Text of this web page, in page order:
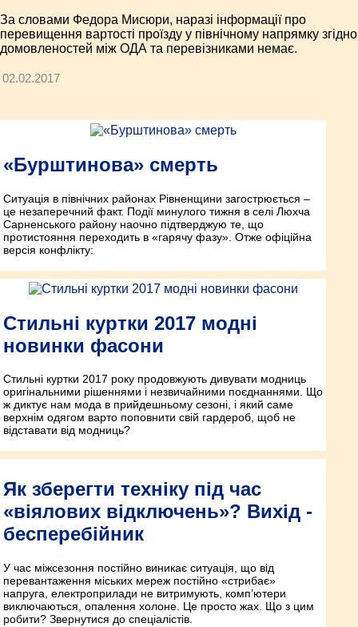
За словами Федора Мисюри, наразі інформації про
перевищення вартості проїзду у північному напрямку згідно
домовленостей між ОДА та перевізниками немає.
02.02.2017
«Бурштинова» смерть
Ситуація в північних районах Рівненщини загострюється –
це незаперечний факт. Події минулого тижня в селі Люхча
Сарненського району наочно підтверджую те, що
протистояння переходить в «гарячу фазу». Отже офіційна
версія конфлікту:
Стильні куртки 2017 модні
новинки фасони
Стильні куртки 2017 року продовжують дивувати модниць
оригінальними рішеннями і незвичайними поєднаннями. Що
ж диктує нам мода в прийдешньому сезоні, і який саме
верхнім одягом варто поповнити свій гардероб, щоб не
відставати від модниць?
Як зберегти техніку під час
«віялових відключень»? Вихід -
бесперебійник
У час міжсезоння постійно виникає ситуація, що від
перевантаження міських мереж постійно «стрибає»
напруга, електроприлади не витримують, комп’ютери
виключаються, опалення холоне. Це просто жах. Що з цим
робити? Звернутися до спеціалістів.